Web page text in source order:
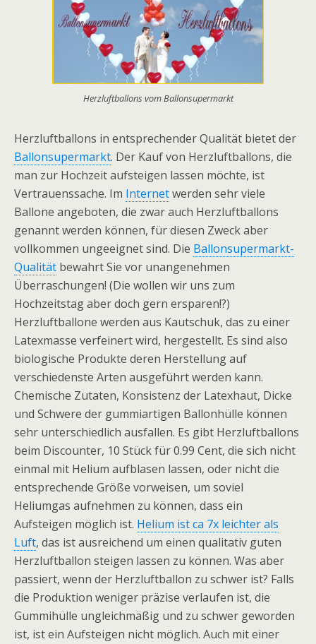
Herzluftballons vom Ballonsupermarkt
Herzluftballons in entsprechender Qualität bietet der
Ballonsupermarkt. Der Kauf von Herzluftballons, die
man zur Hochzeit aufsteigen lassen möchte, ist
Vertrauenssache. Im Internetwerden sehr viele
Ballone angeboten, die zwar auch Herzluftballons
genannt werden können, für diesen Zweck aber
vollkommen ungeeignet sind. Die Ballonsupermarkt-
Qualität bewahrt Sie vor unangenehmen
Überraschungen! (Die wollen wir uns zum
Hochzeitstag aber doch gern ersparen!?)
Herzluftballone werden aus Kautschuk, das zu einer
Latexmasse verfeinert wird, hergestellt. Es sind also
biologische Produkte deren Herstellung auf
verschiedenste Arten ausgeführt werden kann.
Chemische Zutaten, Konsistenz der Latexhaut, Dicke
und Schwere der gummiartigen Ballonhülle können
sehr unterschiedlich ausfallen. Es gibt Herzluftballons
beim Discounter, 10 Stück für 0.99 Cent, die sich nicht
einmal mit Helium aufblasen lassen, oder nicht die
entsprechende Größe vorweisen, um soviel
Heliumgas aufnehmen zu können, dass ein
Aufsteigen möglich ist. Helium ist ca 7x leichter als
Luft, das ist ausreichend um einen qualitativ guten
Herzluftballon steigen lassen zu können. Was aber
passiert, wenn der Herzluftballon zu schwer ist? Falls
die Produktion weniger präzise verlaufen ist, die
Gummihülle ungleichmäßig und zu schwer geworden
ist, ist ein Aufsteigen nicht möglich. Auch mit einer